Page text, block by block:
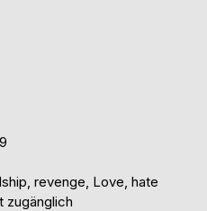
revenge, Love, hate
zugänglich